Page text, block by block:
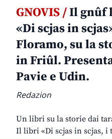
GNOVIS /Il gnûf
«Di scjas in
Floramo, su la
in Friûl.
Pavie e Udin.
Redazion
Un libri su la storie dai
Il libri «Di scjas in scjas, i